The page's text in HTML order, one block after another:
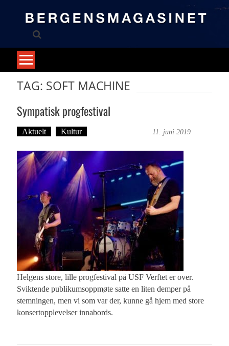
TAG: SOFT MACHINE
Sympatisk progfestival
Aktuelt Kultur 11. juni 2019
Helgens store, lille progfestival på USF Verftet er over.
Sviktende publikumsoppmøte satte en liten demper på
stemningen, men vi som var der, kunne gå hjem med store
konsertopplevelser innabords.